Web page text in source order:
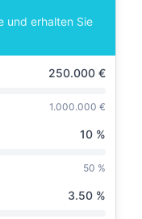
und erhalten Sie
250.000 €
1.000.000 €
10 %
50 %
3.50 %